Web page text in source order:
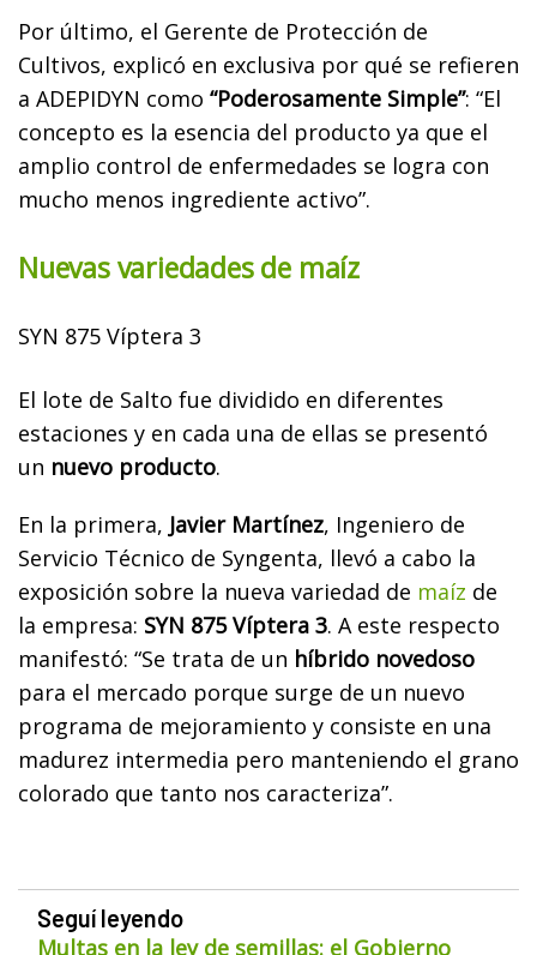
Por último, el Gerente de Protección de
Cultivos, explicó en exclusiva por qué se refieren
a ADEPIDYN como “Poderosamente Simple”: “El
concepto es la esencia del producto ya que el
amplio control de enfermedades se logra con
mucho menos ingrediente activo”.
Nuevas variedades de maíz
SYN 875 Víptera 3
El lote de Salto fue dividido en diferentes
estaciones y en cada una de ellas se presentó
un nuevo producto.
En la primera, Javier Martínez, Ingeniero de
Servicio Técnico de Syngenta, llevó a cabo la
exposición sobre la nueva variedad de maíz de
la empresa: SYN 875 Víptera 3. A este respecto
manifestó: “Se trata de un híbrido novedoso
para el mercado porque surge de un nuevo
programa de mejoramiento y consiste en una
madurez intermedia pero manteniendo el grano
colorado que tanto nos caracteriza”.
Seguí leyendo
Multas en la ley de semillas: el Gobierno